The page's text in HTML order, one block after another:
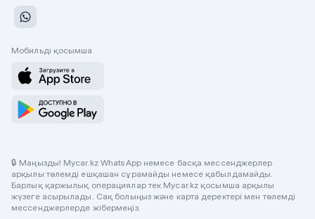
Мобильді қосымша
🔒 Маңызды! Mycar.kz WhatsApp немесе басқа мессенджерлер
арқылы төлемді ешқашан сұрамайды немесе қабылдамайды.
Барлық қаржылық операциялар тек Mycar.kz қосымша арқылы
жүзеге асырылады. Сақ болыңыз және карта деректері мен төлемді
мессенджерлерде жібермеңіз.